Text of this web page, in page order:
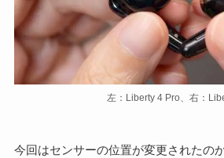
左：Liberty 4 Pro、右：
今回はセンサーの位置が変更されたのか